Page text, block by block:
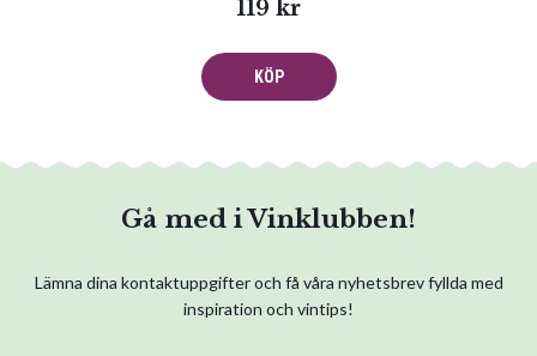
119 kr
KÖP
Gå med i Vinklubben!
Lämna dina kontaktuppgifter och få våra nyhetsbrev fyllda med
inspiration och vintips!